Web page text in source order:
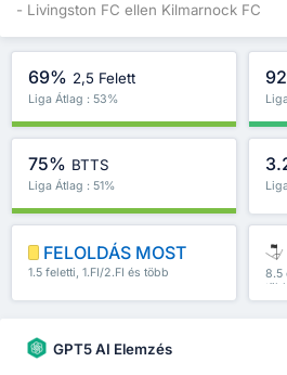
- Livingston FC ellen Kilmarnock FC
69% 2,5 Felett
Liga Átlag : 53%
75% BTTS
Liga Átlag : 51%
FELOLDÁS MOST
1.5 feletti, 1.FI/2.FI és több
8.5
több
GPT5 AI Elemzés